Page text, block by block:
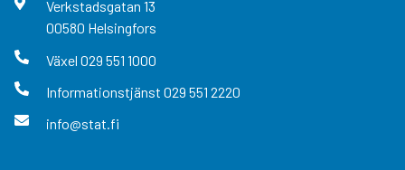
Verkstadsgatan 13
00580 Helsingfors
Växel 029 551 1000
Informationstjänst 029 551 2220
info@stat.fi